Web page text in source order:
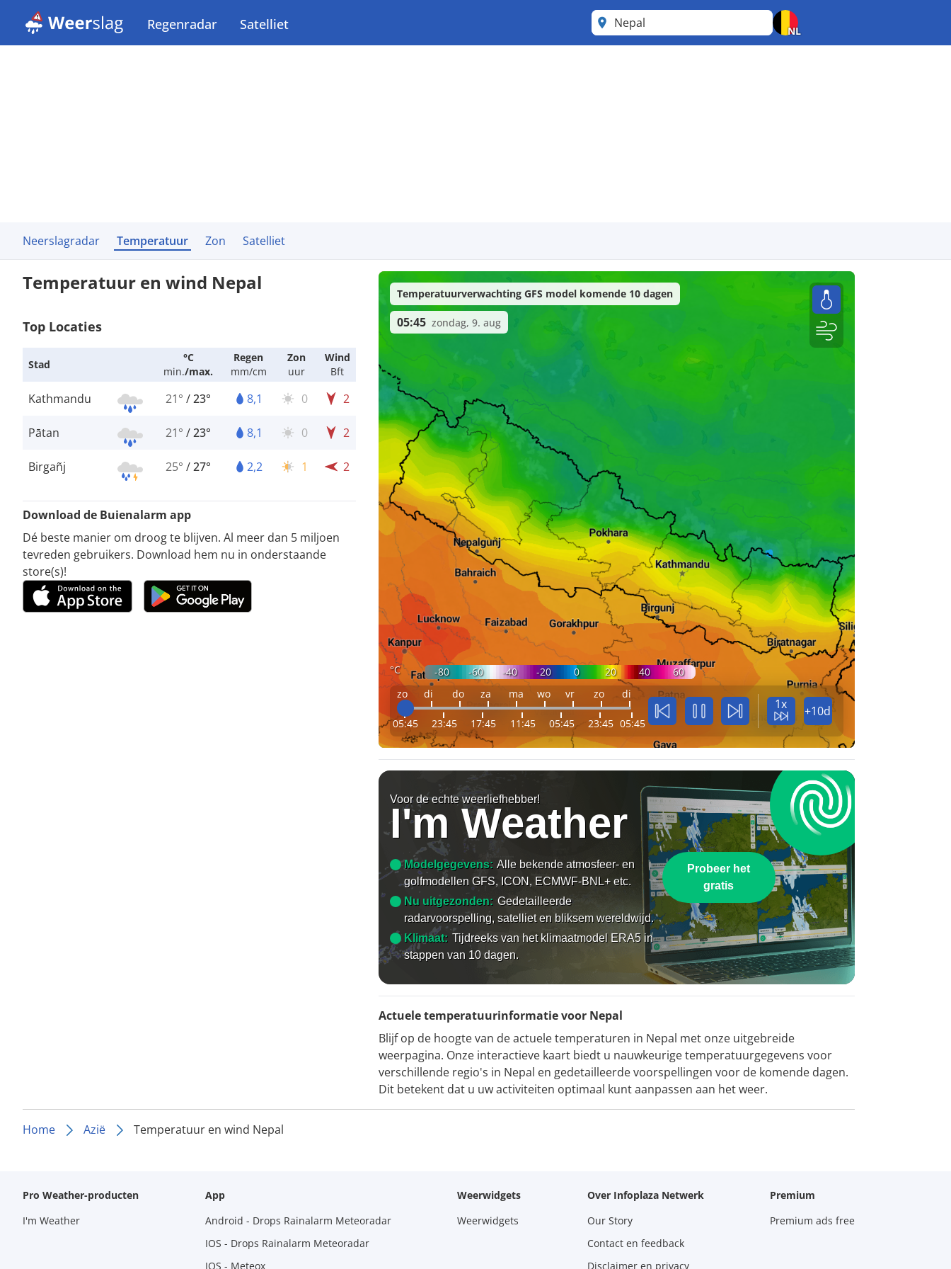
Regenradar Satelliet Nepal
NL
Neerslagradar Temperatuur Zon Satelliet
Temperatuur en wind Nepal
Top Locaties
Stad
°C
min./max.
Regen
mm/cm
Zon
uur
Wind
Bft
Kathmandu 21° /23° 8,1 0 2
Pātan 21° /23° 8,1 0 2
Birgañj 25° /27° 2,2 1 2
Download de Buienalarm app
Dé beste manier om droog te blijven. Al meer dan 5 miljoen
tevreden gebruikers. Download hem nu in onderstaande
store(s)!
°C -80 -60 -40 -20 0 20 40
60
zo
di do za ma wo vr zo di
05:45 23:45 17:45 11:45 05:45 23:45 05:45
1x +10d
Temperatuurverwachting GFS model komende 10 dagen
05:45 zondag, 9. aug
Voor de echte weerliefhebber!
I'm Weather
Modelgegevens: Alle bekende atmosfeer- en
golfmodellen GFS, ICON, ECMWF-BNL+ etc.
Nu uitgezonden: Gedetailleerde
radarvoorspelling, satelliet en bliksem wereldwijd.
Klimaat: Tijdreeks van het klimaatmodel ERA5 in
stappen van 10 dagen.
Probeer het
gratis
Actuele temperatuurinformatie voor Nepal
Blijf op de hoogte van de actuele temperaturen in Nepal met onze uitgebreide
weerpagina. Onze interactieve kaart biedt u nauwkeurige temperatuurgegevens voor
verschillende regio's in Nepal en gedetailleerde voorspellingen voor de komende dagen.
Dit betekent dat u uw activiteiten optimaal kunt aanpassen aan het weer.
Home Azië Temperatuur en wind Nepal
Pro Weather-producten
I'm Weather
App
Android - Drops Rainalarm Meteoradar
IOS - Drops Rainalarm Meteoradar
IOS - Meteox
Weerwidgets
Weerwidgets
Over Infoplaza Netwerk
Our Story
Contact en feedback
Disclaimer en privacy
Premium
Premium ads free